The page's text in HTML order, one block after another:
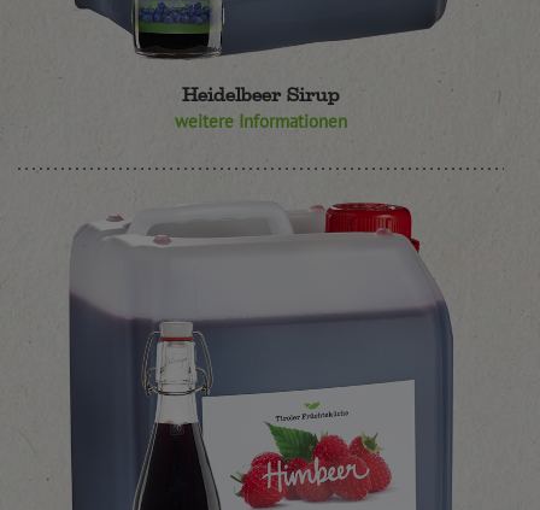
Heidelbeer Sirup
weitere Informationen